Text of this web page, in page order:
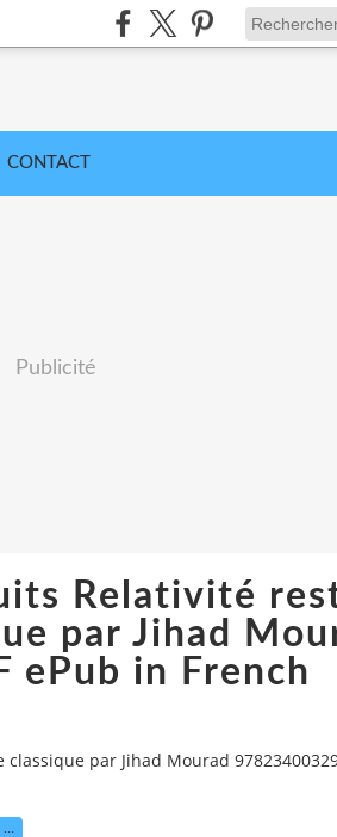
CONTACT
Publicité
Relativité
par Jihad
ePub in French
par Jihad Mourad
…